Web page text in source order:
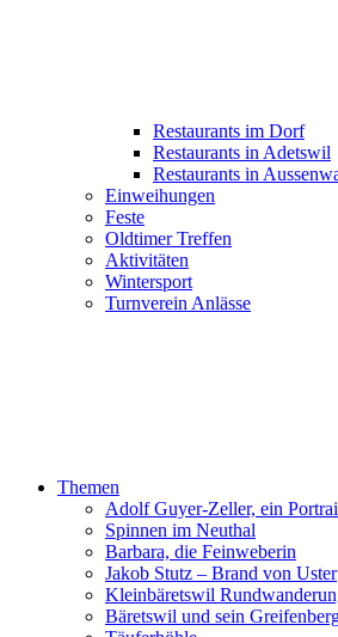
Restaurants im Dorf
Restaurants in Adetswil
Restaurants in
Einweihungen
Feste
Oldtimer Treffen
Aktivitäten
Wintersport
Turnverein Anlässe
Themen
Adolf Guyer-Zeller, ein
Spinnen im Neuthal
Barbara, die Feinweberin
Jakob Stutz – Brand von Uster
Kleinbäretswil
Bäretswil und sein